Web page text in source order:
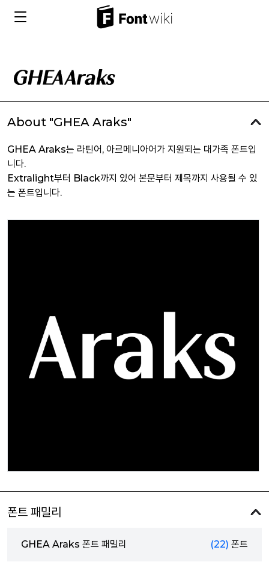
About "GHEA Araks"
GHEA Araks는 라틴어, 아르메니아어가 지원되는 대가족 폰트입
니다.
Extralight부터 Black까지 있어 본문부터 제목까지 사용될 수 있
는 폰트입니다.
폰트 패밀리
GHEA Araks 폰트 패밀리 (22) 폰트